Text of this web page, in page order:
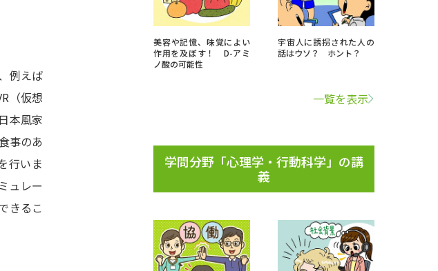
実施プログラムから探す
受験準備
校を調べる
受験スケジュールを立てよう
新生活お役立ちガイド
例えば
（仮想
本風家
事のあ
行いま
ュレー
きるこ
美容や記憶、味覚によい
作用を及ぼす！ D-アミ
ノ酸の可能性
宇宙人に誘拐された人の
話はウソ？ ホント？
一覧を表示
学問分野「心理学・行動科学」の講
義